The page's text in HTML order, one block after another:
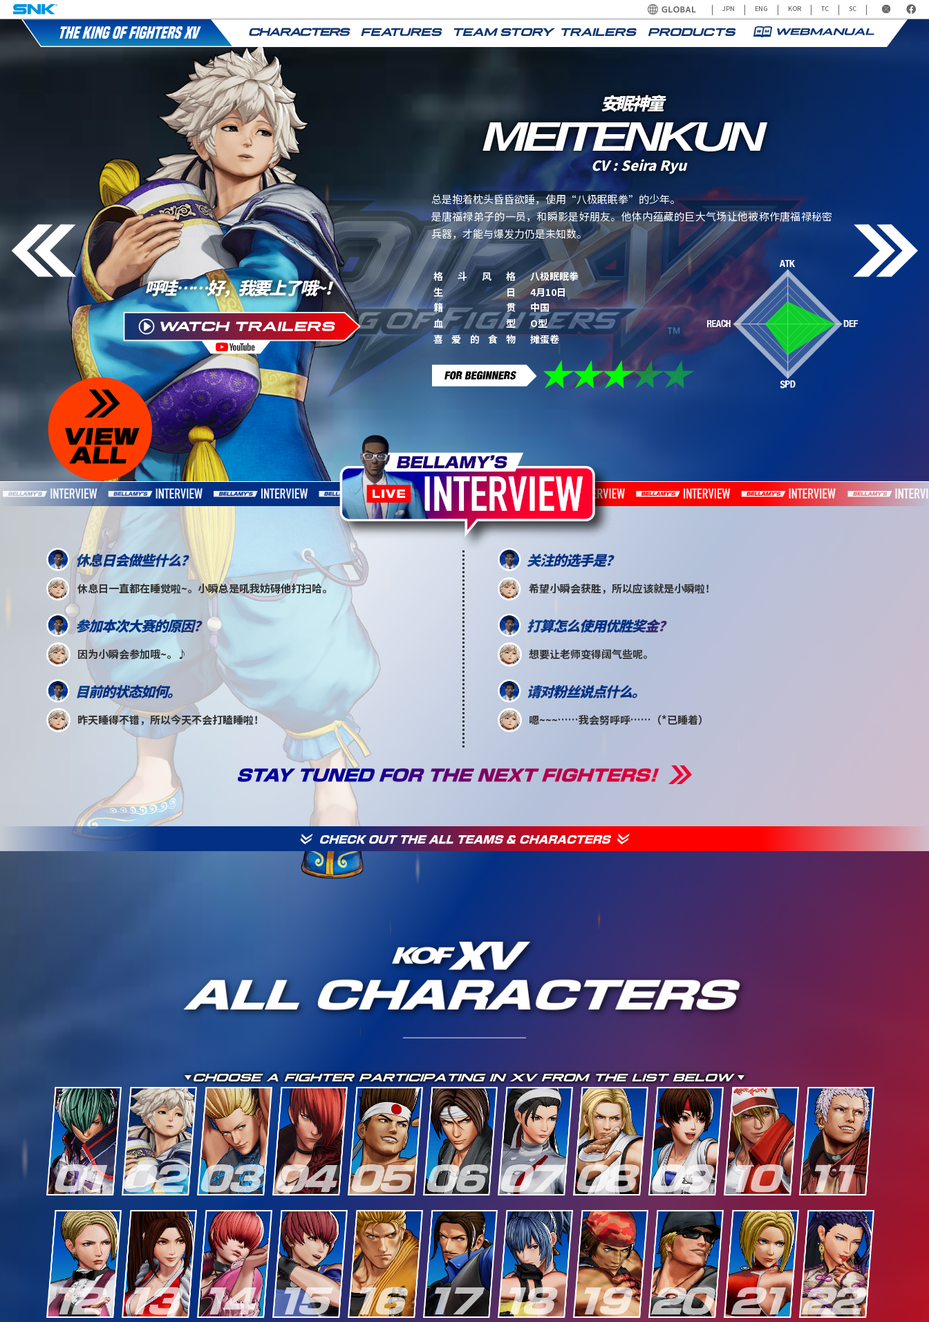
JPN ENG KOR TC SC
呼哇……好，我要上了哦~！
安眠神童
MEITENKUN
CV : Seira Ryu
总是抱着枕头昏昏欲睡，使用“八极眠眠拳”的少年。
是唐福禄弟子的一员，和瞬影是好朋友。他体内蕴藏的巨大气场让他被称作唐福禄秘密
兵器，才能与爆发力仍是未知数。
格斗风格
八极眠眠拳
生日
4月10日
籍贯
中国
血型
O型
喜爱的食物
摊蛋卷
休息日会做些什么？
休息日一直都在睡觉啦~。小瞬总是吼我妨碍他打扫哈。
参加本次大赛的原因？
因为小瞬会参加哦~。♪
目前的状态如何。
昨天睡得不错，所以今天不会打瞌睡啦！
关注的选手是？
希望小瞬会获胜，所以应该就是小瞬啦！
打算怎么使用优胜奖金？
想要让老师变得阔气些呢。
请对粉丝说点什么。
嗯~~~……我会努呼呼……（*已睡着）